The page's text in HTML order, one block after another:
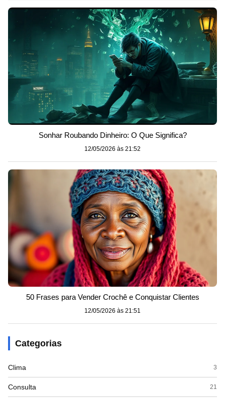
Sonhar Roubando Dinheiro: O Que Significa?
12/05/2026 às 21:52
50 Frases para Vender Crochê e Conquistar Clientes
12/05/2026 às 21:51
Categorias
Clima 3
Consulta 21